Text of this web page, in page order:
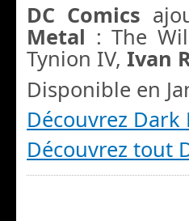
DC Comics
Metal : The
Tynion IV, Ivan
Disponible en
Découvrez
Découvrez tout